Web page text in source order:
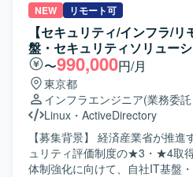
ラ設計・構築・運用を担当する
クリエイティブおよびゲーム開
ンプットへの投資が積極的に行
R&Dなどを通じて継続的にスキ
ることができ、インシデント対
運用標準化まで一連のプロセス
セキュリティ体制の強化や運用
る環境です。 【開発環境】 対象システムは Oracle Cloud
Infrastructure（OCI）、
す。インシデント対応、ログ分
制御の見直し、検知および通知
ドキュメント整備といった業務
す。
WebLogic Serverを中心とした
築および運用設計を行っていた
Ansibleなどを用いたIaC実行基
クリプト・テストコードの整備
RHELやOracleLinux、Windows
Tomcat、WebLogic、IISなどの
よび検証作業を実施いただきま
Pacemakerなどを含む基盤構成
ォーマンス・安定性の検証を実施いた
人物像】 インフラ基盤標準化や
的に改善提案をしていただける
NEW リモート可
【セキュリティ/インフラ/
盤・セキュリティソリュー
〜990,000円/月
東京都
インフラエンジニア(業務委
Linux ・ ActiveDirectory
【募集背景】 経済産業省が推
ュリティ評価制度の★3・★4取
体制強化に向けて、自社IT基盤